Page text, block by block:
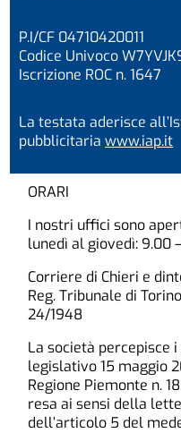
P.I/CF 04710420011
Codice Univoco
Iscrizione ROC n. 1647
La testata aderisce
pubblicitariawww.iap.it
ORARI
I nostri uffici sono
lunedì al giovedì: 9.00
Corriere di Chieri e
Reg. Tribunale di
24/1948
La società percepisce
legislativo 15 maggio
Regione Piemonte n.
resa ai sensi della
dell’articolo 5 del